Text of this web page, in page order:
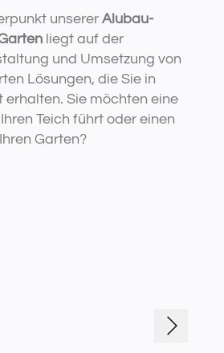
unserer Alubau-
liegt auf der
und Umsetzung von
Lösungen, die Sie in
erhalten. Sie möchten eine
Teich führt oder einen
Garten?